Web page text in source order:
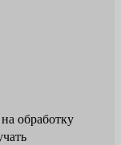
обработку